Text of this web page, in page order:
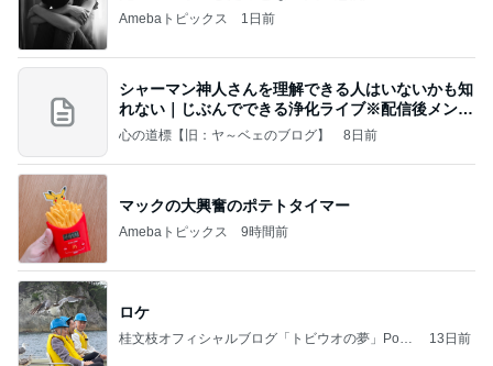
Amebaトピックス 1日前
シャーマン神人さんを理解できる人はいないかも知
れない｜じぶんでできる浄化ライブ※配信後メンバ
ー限
心の道標【旧：ヤ～ベェのブログ】 8日前
マックの大興奮のポテトタイマー
Amebaトピックス 9時間前
ロケ
桂文枝オフィシャルブログ「トビウオの夢」Pow
13日前